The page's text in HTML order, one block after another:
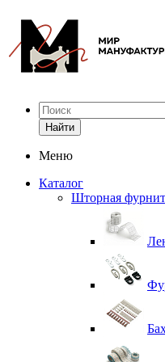
Найти
Меню
Каталог
Шторная